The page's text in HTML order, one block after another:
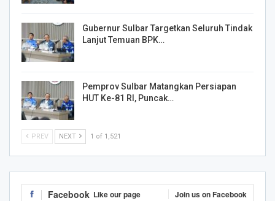
Gubernur Sulbar Targetkan Seluruh Tindak
Lanjut Temuan BPK…
Pemprov Sulbar Matangkan Persiapan
HUT Ke-81 RI, Puncak…
PREV NEXT 1 of 1,521
Facebook Like our page Join us on Facebook